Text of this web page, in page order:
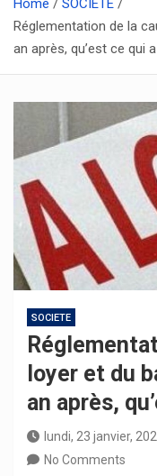
Home
SOCIETE
Réglementation de la
an après, qu’est ce qui
SOCIETE
loyer et du
an après,
lundi, 23 janvier,
No Comments